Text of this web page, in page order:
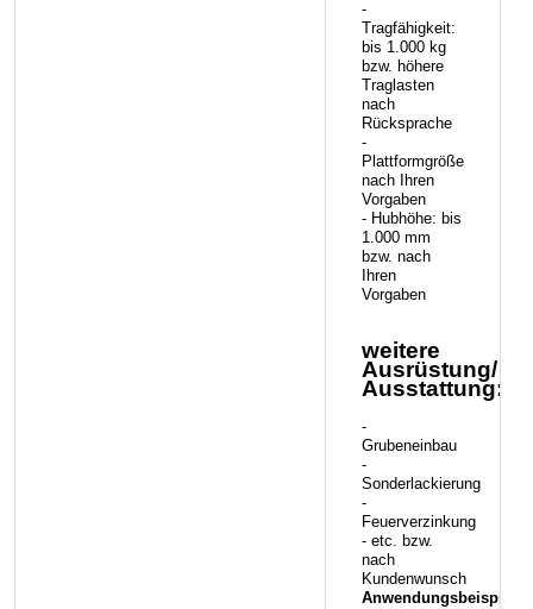
-
Tragfähigkeit:
bis 1.000 kg
bzw. höhere
Traglasten
nach
Rücksprache
-
Plattformgröße
nach Ihren
Vorgaben
- Hubhöhe: bis
1.000 mm
bzw. nach
Ihren
Vorgaben
weitere
Ausrüstung/
Ausstattung:
-
Grubeneinbau
-
Sonderlackierung
-
Feuerverzinkung
- etc. bzw.
nach
Kundenwunsch
Anwendungsbeispiele